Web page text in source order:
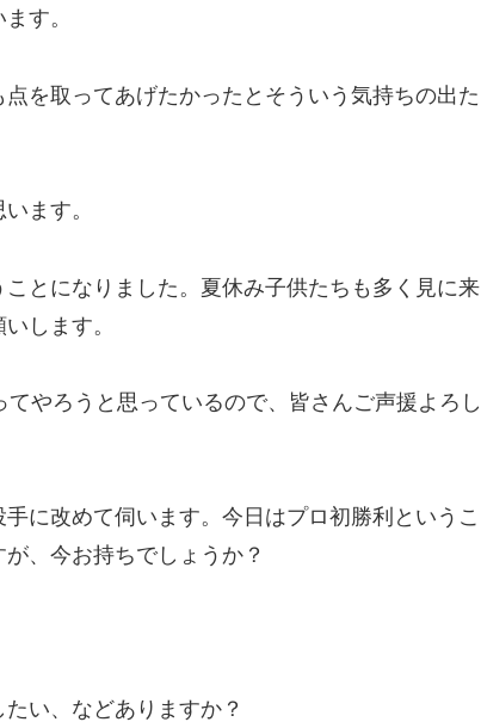
す。
を取ってあげたかったとそういう気持ちの出た
ます。
とになりました。夏休み子供たちも多く見に来
します。
やろうと思っているので、皆さんご声援よろし
に改めて伺います。今日はプロ初勝利というこ
、今お持ちでしょうか？
い、などありますか？